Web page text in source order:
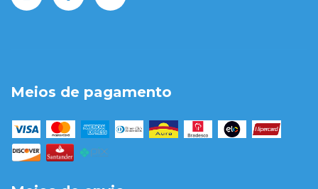
Meios de pagamento